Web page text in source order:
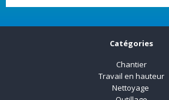
Catégories
Chantier
Travail en hauteur
Nettoyage